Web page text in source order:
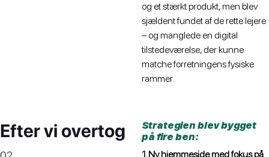
og et stærkt produkt, men blev
sjældent fundet af de rette lejere
– og manglede en digital
tilstedeværelse, der kunne
matche forretningens fysiske
rammer.
Efter vi overtog
Strategien blev bygget
på fire ben:
1. Ny hjemmeside med fokus på